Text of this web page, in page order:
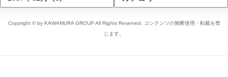
Copyright © by KAWAMURA GROUP All Rights Reserved. コンテンツの無断使用・転載を禁
じます。